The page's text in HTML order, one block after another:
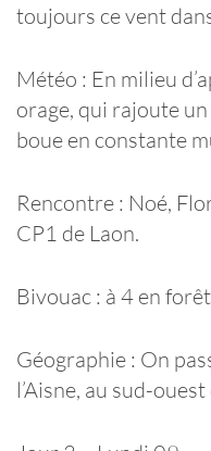
toujours ce vent
Météo : En milieu
orage, qui rajoute
boue en constante
Rencontre : Noé,
CP1 de Laon.
Bivouac : à 4 en
Géographie : On
l’Aisne, au sud-